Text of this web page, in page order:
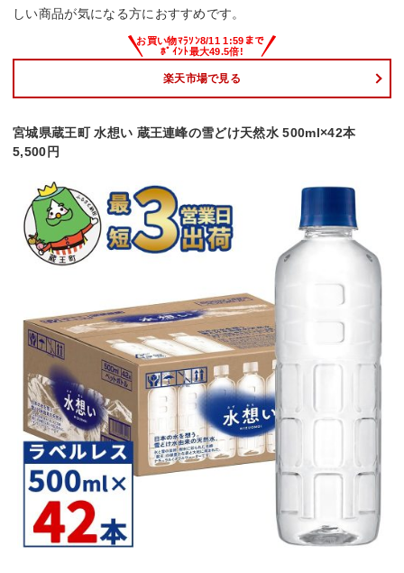
しい商品が気になる方におすすめです。
楽天市場で見る
宮城県蔵王町 水想い 蔵王連峰の雪どけ天然水 500ml×42本
5,500円